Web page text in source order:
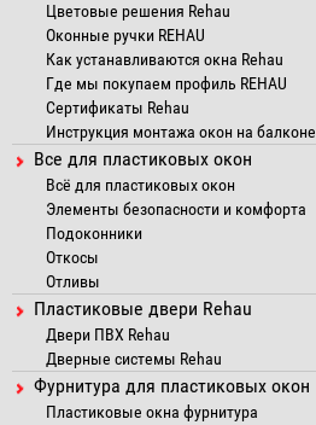
Цветовые решения Rehau
Оконные ручки REHAU
Как устанавливаются окна Rehau
Где мы покупаем профиль REHAU
Сертификаты Rehau
Инструкция монтажа окон на балконе
Все для пластиковых окон
Всё для пластиковых окон
Элементы безопасности и комфорта
Подоконники
Откосы
Отливы
Пластиковые двери Rehau
Двери ПВХ Rehau
Дверные системы Rehau
Фурнитура для пластиковых окон
Пластиковые окна фурнитура